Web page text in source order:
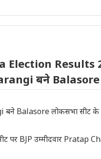
Election Results
बने
बने Balasore लोकसभा सीट के
पर BJP उम्मीदवार Pratap